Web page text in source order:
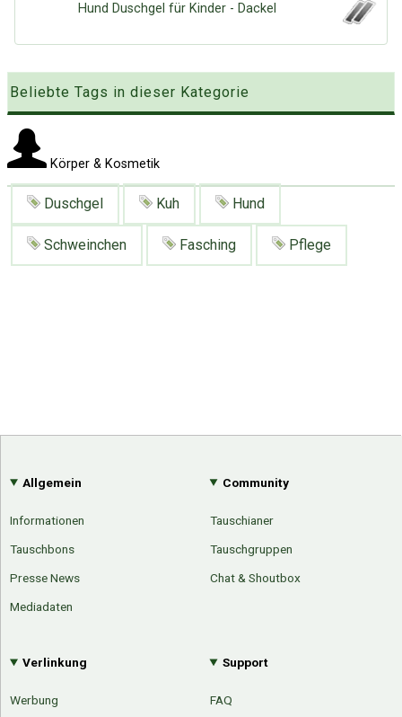
Hund Duschgel für Kinder - Dackel
Beliebte Tags in dieser Kategorie
Körper & Kosmetik
Duschgel Kuh Hund
Schweinchen Fasching Pflege
Allgemein
Informationen
Tauschbons
Presse News
Mediadaten
Community
Tauschianer
Tauschgruppen
Chat & Shoutbox
Verlinkung
Werbung
Support
FAQ